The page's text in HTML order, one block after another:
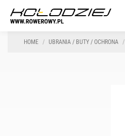
HOME UBRANIA / BUTY / OCHRONA